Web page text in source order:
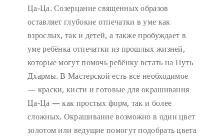
Ца-Ца. Созерцание священных образов
оставляет глубокие отпечатки в уме как
взрослых, так и детей, а также пробуждает в
уме ребёнка отпечатки из прошлых жизней,
которые могут помочь ребёнку встать на Путь
Дхармы. В Мастерской есть всё необходимое
— краски, кисти и готовые для окрашивания
Ца-Ца — как простых форм, так и более
сложных. Окрашивание возможно в один цвет
золотом или ведущие помогут подобрать цвета